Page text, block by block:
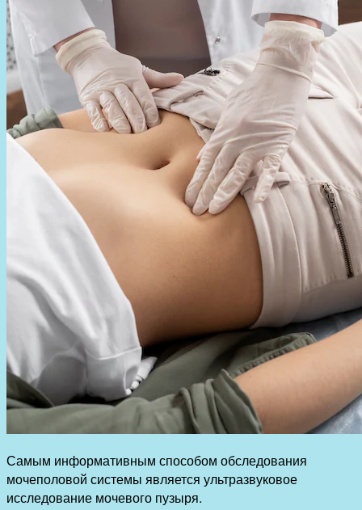
Самым информативным способом обследования
мочеполовой системы является ультразвуковое
исследование мочевого пузыря.